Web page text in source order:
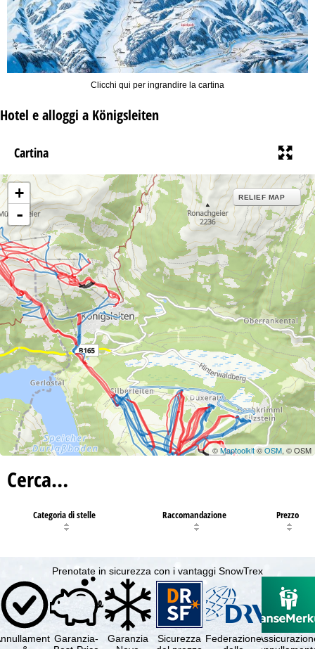
Clicchi qui per ingrandire la cartina
Hotel e alloggi a Königsleiten
Cartina
+
-
RELIEF MAP
©Maptoolkit©OSM, © OSM
Cerca…
Categoria di stelle Raccomandazione Prezzo
Prenotate in sicurezza con i vantaggi SnowTrex
Garanzia-
Garanzia
Sicurezza Federazione